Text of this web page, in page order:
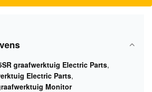
graafwerktuig Electric Parts,
Electric Parts,
Monitor